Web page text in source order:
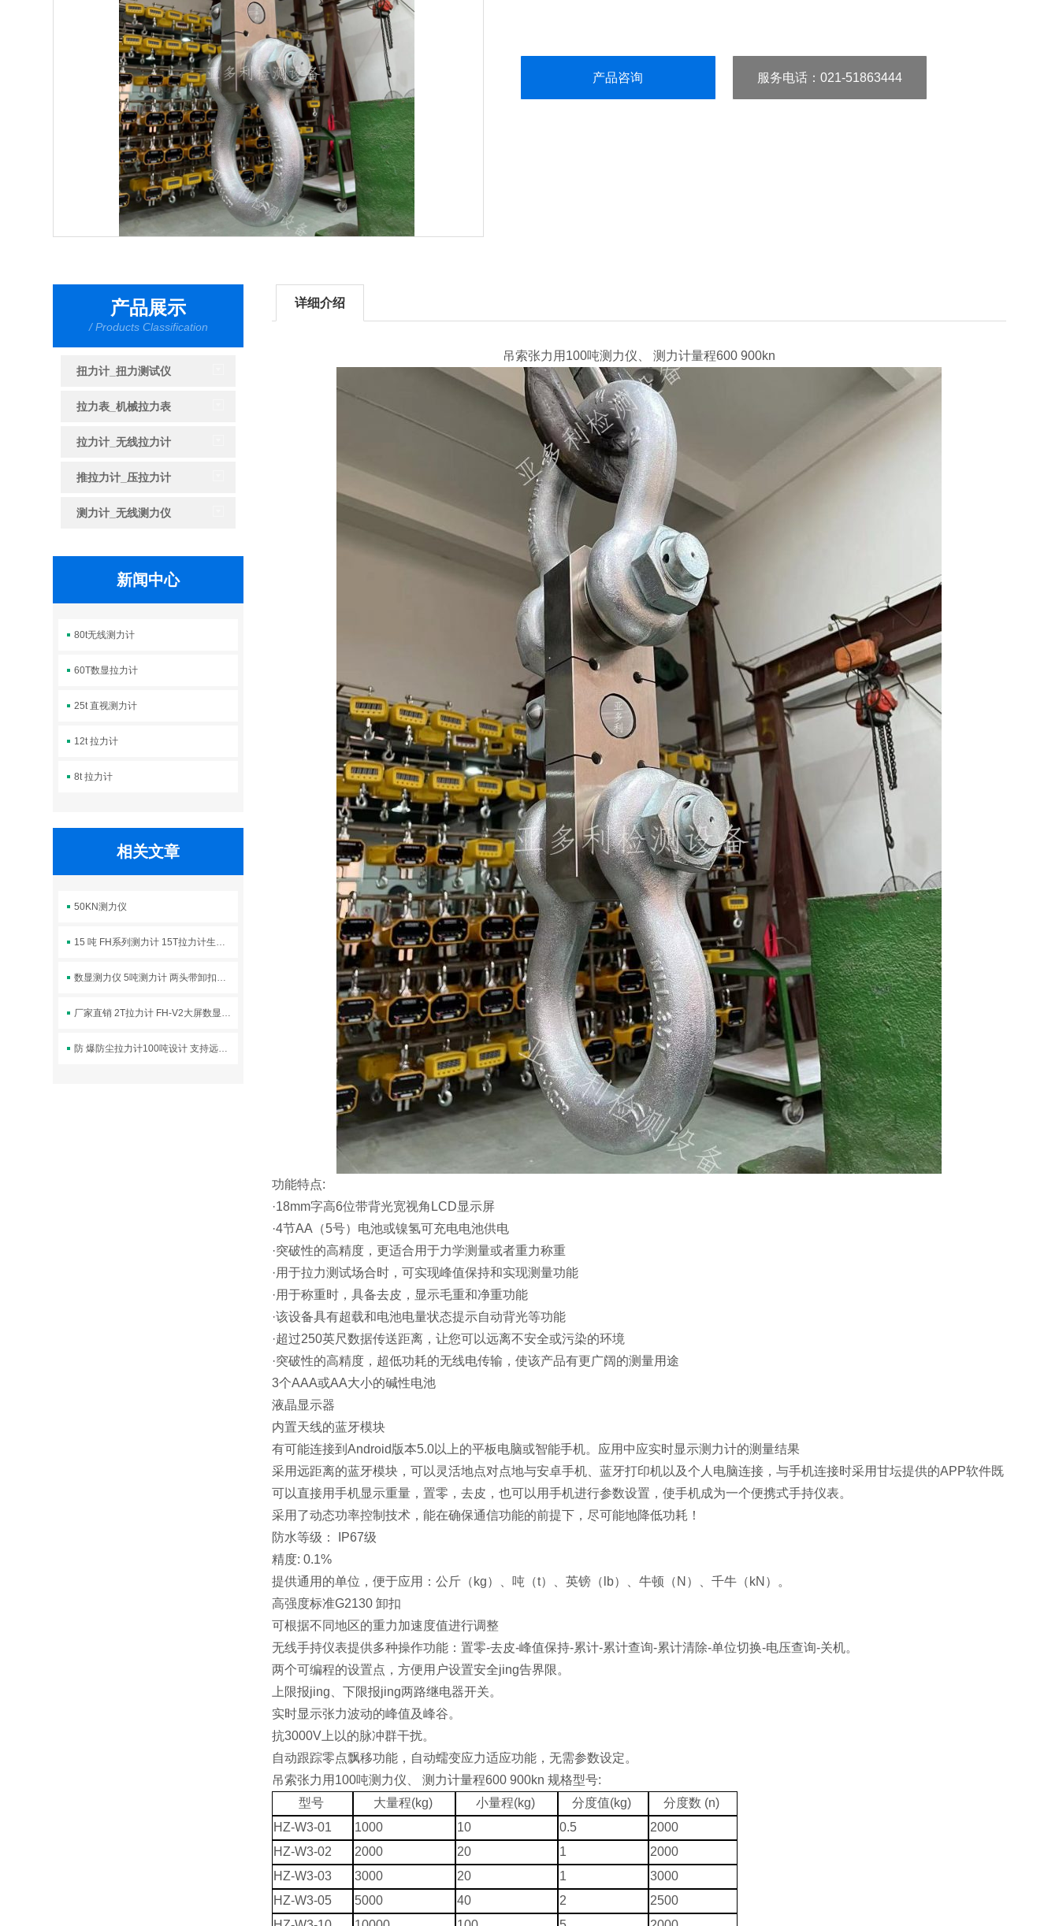
产品咨询 服务电话 ：021-51863444
产品展示
/ Products Classification
扭力计_扭力测试仪
拉力表_机械拉力表
拉力计_无线拉力计
推拉力计_压拉力计
测力计_无线测力仪
新闻中心
80t无线测力计
60T数显拉力计
25t 直视测力计
12t 拉力计
8t 拉力计
相关文章
50KN测力仪
15 吨 FH系列测力计 15T拉力计生产厂家
数显测力仪 5吨测力计 两头带卸扣拉力计
厂家直销 2T拉力计 FH-V2大屏数显无线测力计
防 爆防尘拉力计100吨设计 支持远程操作
详细介绍
吊索张力用 100吨测力仪、 测力计量程600 900kn
功能特点:
·18mm字高6位带背光宽视角 LCD显示屏
·4节AA （5号）电池或镍氢可充电电池供电
·突破性的高精度，更适合用于力学测量或者重力称重
·用于拉力测试场合时，可实现峰值保持和实现测量功能
·用于称重时，具备去皮，显示毛重和净重功能
·该设备具有超载和电池电量状态提示自动背光等功能
·超过250英尺数据传送距离，让您可以远离不安全或污染的环境
·突破性的高精度，超低功耗的无线电传输，使该产品有更广阔的测量用途
3个AAA或AA大小的碱性电池
液晶显示器
内置天线的蓝牙模块
有可能连接到Android版本5.0以上的平板电脑或智能手机。应用中应实时显示测力计的测量结果
采用远距离的蓝牙模块，可以灵活地点对点地与安卓手机、蓝牙打印机以及个人电脑连接，与手机连接时采用甘坛提供的APP软件既
可以直接用手机显示重量，置零，去皮，也可以用手机进行参数设置，使手机成为一个便携式手持仪表。
采用了动态功率控制技术，能在确保通信功能的前提下，尽可能地降低功耗！
防水等级： IP67级
精度: 0.1%
提供通用的单位，便于应用：公斤（kg）、吨（t）、英镑（lb）、牛顿（N）、千牛（kN）。
高强度标准G2130 卸扣
可根据不同地区的重力加速度值进行调整
无线手持仪表提供多种操作功能：置零-去皮-峰值保持-累计-累计查询-累计清除-单位切换-电压查询-关机。
两个可编程的设置点，方便用户设置安全jing告界限。
上限报jing、下限报jing两路继电器开关。
实时显示张力波动的峰值及峰谷。
抗3000V上以的脉冲群干扰。
自动跟踪零点飘移功能，自动蠕变应力适应功能，无需参数设定。
吊索张力用 100吨测力仪、 测力计量程600 900kn规格型号:
型号
大量程(kg) 小量程(kg) 分度值(kg) 分度数 (n)
HZ-W3-01
1000 10 0.5
2000
HZ-W3-02
2000 20 1
2000
HZ-W3-03
3000 20 1
3000
HZ-W3-05
5000 40 2
2500